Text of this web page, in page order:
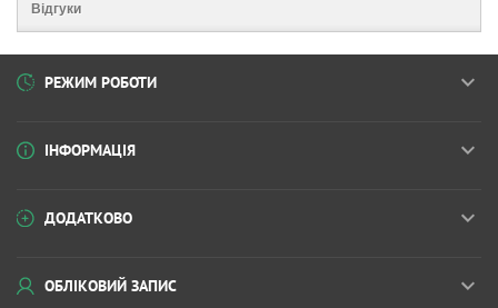
Відгуки
РЕЖИМ РОБОТИ
ІНФОРМАЦІЯ
ДОДАТКОВО
ОБЛІКОВИЙ ЗАПИС